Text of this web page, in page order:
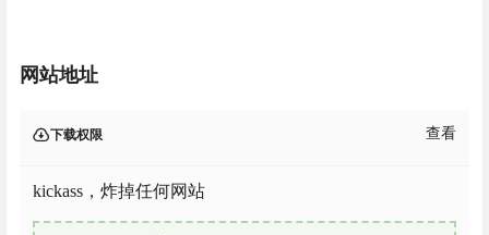
网站地址
下载权限 查看
kickass，炸掉任何网站